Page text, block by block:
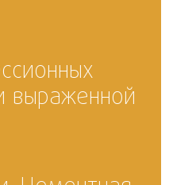
выраженной